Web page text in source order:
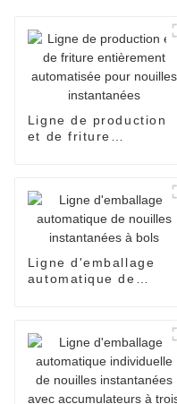
Ligne de production
et de friture
nouilles instantanées
Ligne d'emballage
automatique de